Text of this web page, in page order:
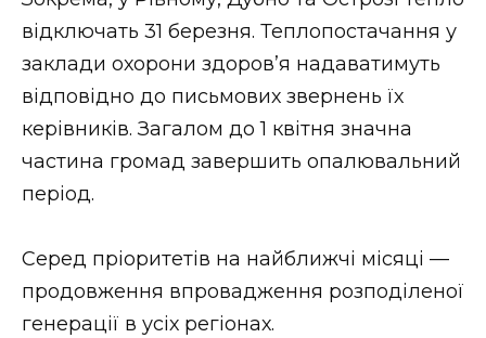
відключать 31 березня. Теплопостачання у
заклади охорони здоров’я надаватимуть
відповідно до письмових звернень їх
керівників. Загалом до 1 квітня значна
частина громад завершить опалювальний
період.
Серед пріоритетів на найближчі місяці —
продовження впровадження розподіленої
генерації в усіх регіонах.